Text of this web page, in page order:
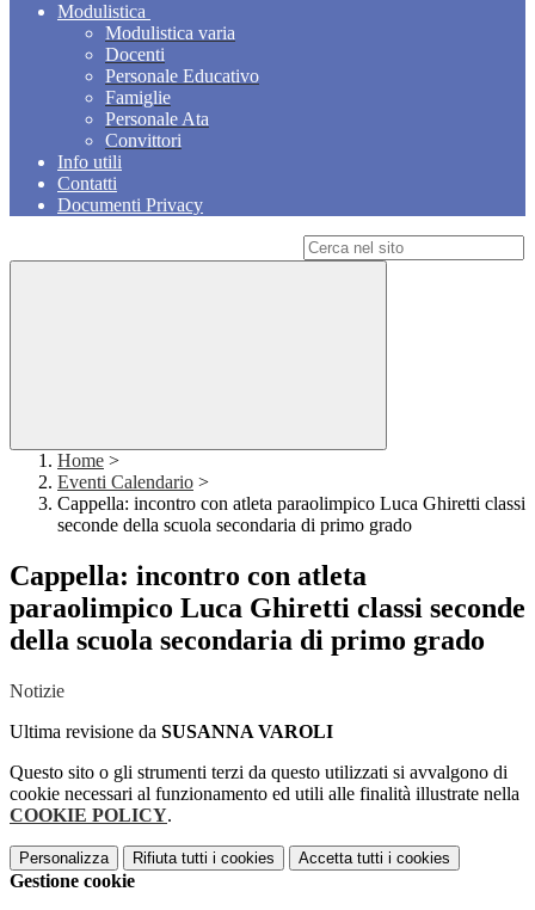
Modulistica
Modulistica varia
Docenti
Personale Educativo
Famiglie
Personale Ata
Convittori
Info utili
Contatti
Documenti Privacy
Home >
Eventi Calendario >
Cappella: incontro con atleta paraolimpico Luca Ghiretti classi
seconde della scuola secondaria di primo grado
Cappella: incontro con atleta
paraolimpico Luca Ghiretti classi seconde
della scuola secondaria di primo grado
Notizie
Ultima revisione da SUSANNA VAROLI
Questo sito o gli strumenti terzi da questo utilizzati si avvalgono di
cookie necessari al funzionamento ed utili alle finalità illustrate nella
COOKIE POLICY.
Personalizza Rifiuta tutti i cookies Accetta tutti i cookies
Gestione cookie